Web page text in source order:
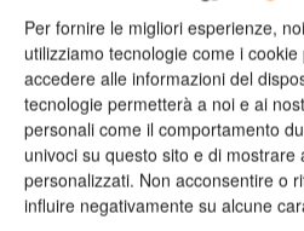
Per fornire le migliori esperienze,
utilizziamo tecnologie come i
accedere alle informazioni del
tecnologie permetterà a noi e ai
personali come il comportamento
univoci su questo sito e di mostrare
personalizzati. Non acconsentire o
influire negativamente su alcune
Nome*
Cognome*